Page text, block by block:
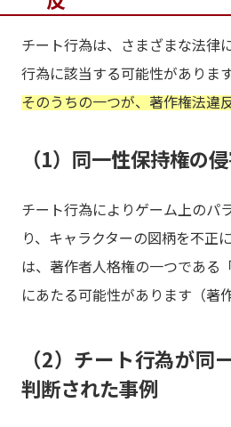
チート行為は、さまざまな法律
行為に該当する可能性があります
そのうちの一つが、著作権法違
（1）同一性保持権の
チート行為によりゲーム上のパ
り、キャラクターの図柄を不正
は、著作者人格権の一つである
にあたる可能性があります（著
（2）チート行為が同
判断された事例